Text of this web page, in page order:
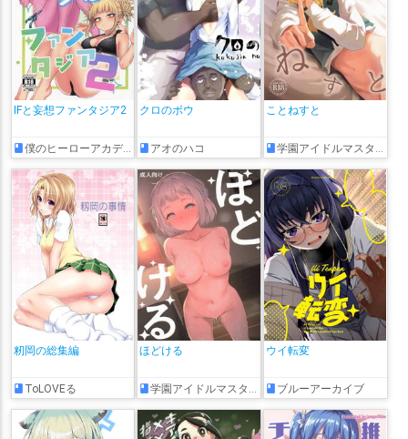
IFと妄想ファンタジア2
僕のヒーローアカデミア
クロのボウ
アオのハコ
ことねすと
学園アイドルマスター
籾岡の総集編
ToLOVEる
ほどける
学園アイドルマスター
ウイ転変
ブルーアーカイブ